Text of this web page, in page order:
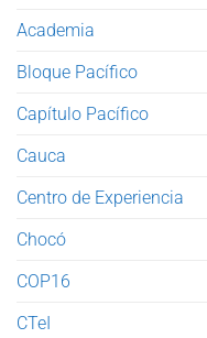
Academia
Bloque Pacífico
Capítulo Pacífico
Cauca
Centro de Experiencia
Chocó
COP16
CTeI